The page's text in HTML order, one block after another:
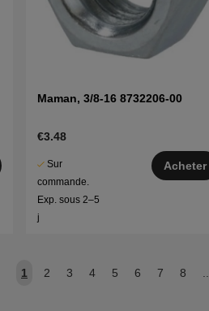
Maman, 3/8-16 8732206-00
€3.48
Sur
commande.
Exp. sous 2–5
j
Acheter
1 2 3 4 5 6 7 8 ..